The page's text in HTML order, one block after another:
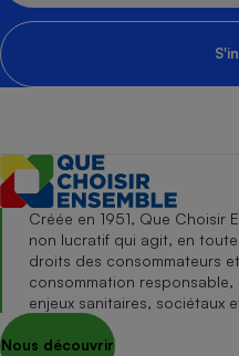
Créée en 1951, Que Choisir
non lucratif qui agit, en
droits des consommateurs
consommation
enjeux sanitaires, sociétaux
Nous découvrir